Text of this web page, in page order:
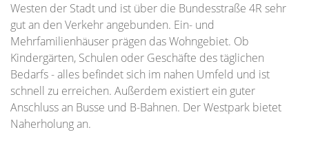
Westen der Stadt und ist über die Bundesstraße 4R sehr
gut an den Verkehr angebunden. Ein- und
Mehrfamilienhäuser prägen das Wohngebiet. Ob
Kindergärten, Schulen oder Geschäfte des täglichen
Bedarfs - alles befindet sich im nahen Umfeld und ist
schnell zu erreichen. Außerdem existiert ein guter
Anschluss an Busse und B-Bahnen. Der Westpark bietet
Naherholung an.